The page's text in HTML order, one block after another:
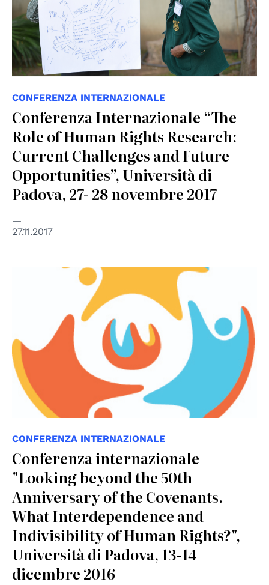
CONFERENZA INTERNAZIONALE
Conferenza Internazionale “The
Role of Human Rights Research:
Current Challenges and Future
Opportunities”, Università di
Padova, 27- 28 novembre 2017
27.11.2017
CONFERENZA INTERNAZIONALE
Conferenza internazionale
"Looking beyond the 50th
Anniversary of the Covenants.
What Interdependence and
Indivisibility of Human Rights?",
Università di Padova, 13-14
dicembre 2016